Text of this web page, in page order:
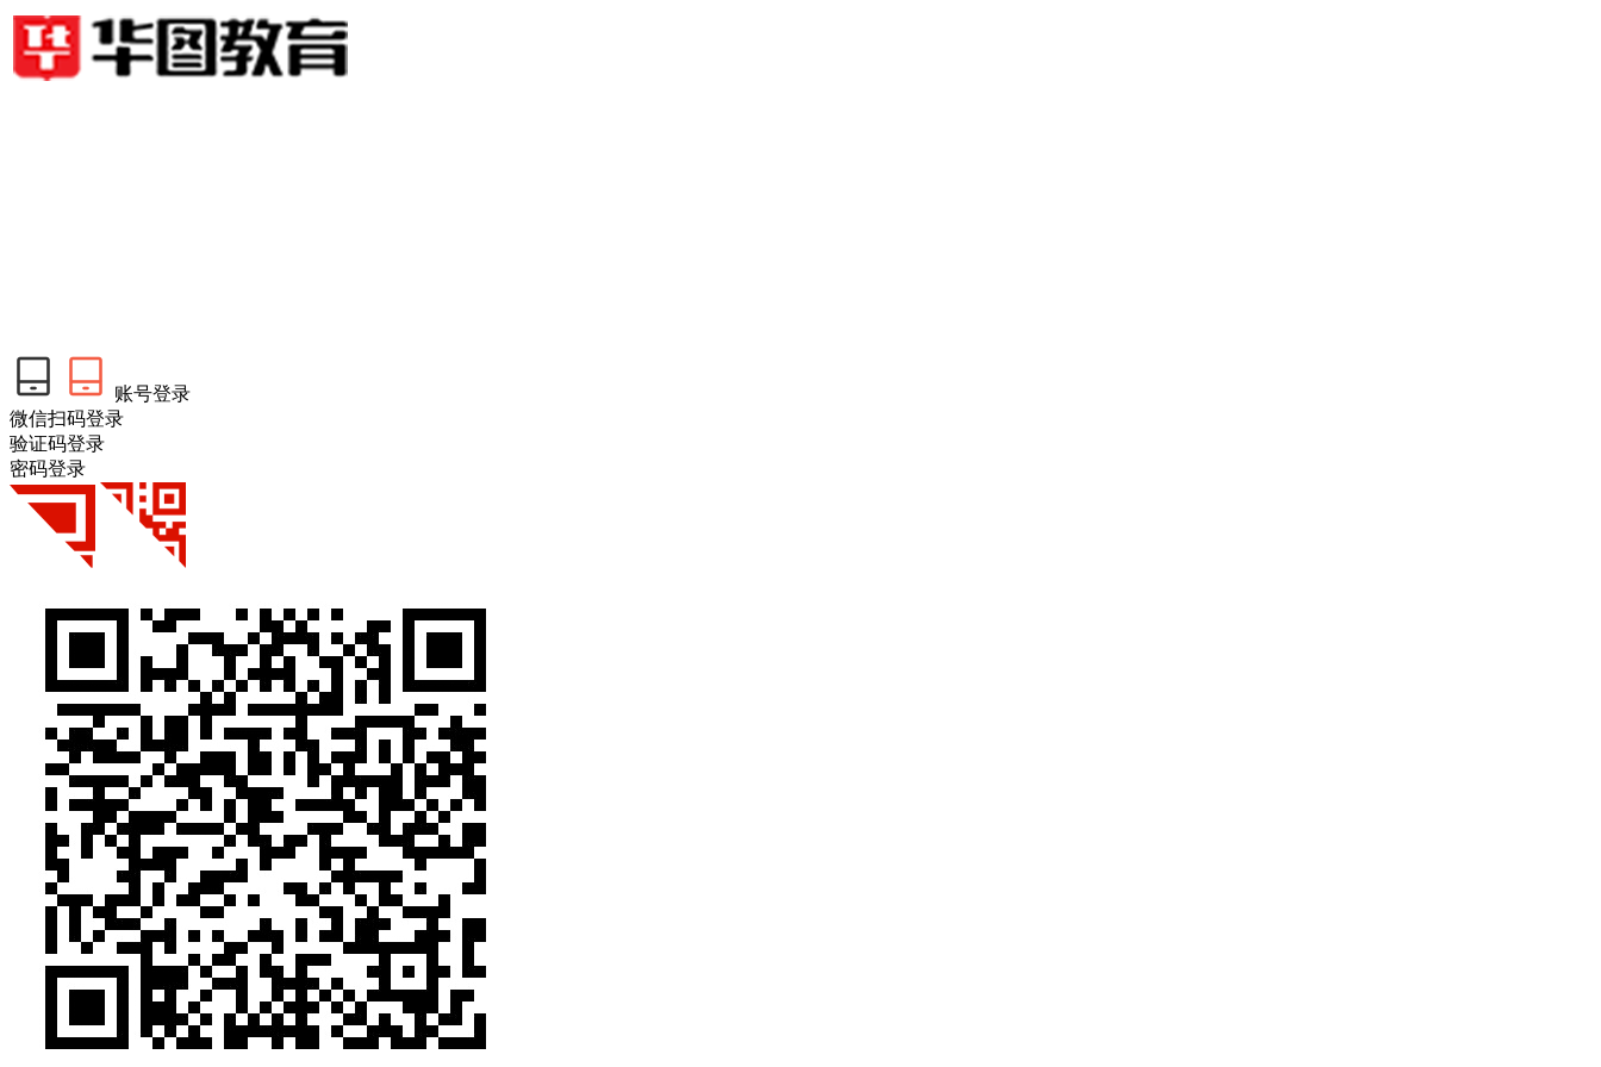
账号登录
微信扫码登录
验证码登录
密码登录